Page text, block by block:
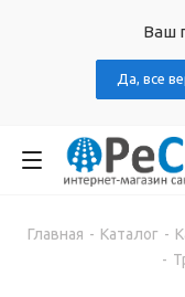
Ваш
Да, все
Главная - Каталог -
-